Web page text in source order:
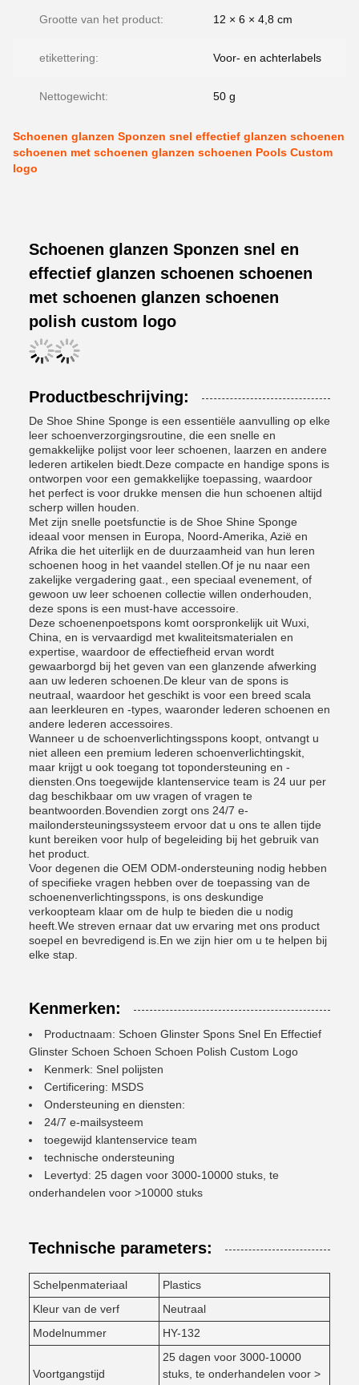
Grootte van het product: 12 × 6 × 4,8 cm
etikettering: Voor- en achterlabels
Nettogewicht: 50 g
Schoenen glanzen Sponzen snel effectief glanzen schoenen
schoenen met schoenen glanzen schoenen Pools Custom
logo
Schoenen glanzen Sponzen snel en
effectief glanzen schoenen schoenen
met schoenen glanzen schoenen
polish custom logo
Productbeschrijving:
De Shoe Shine Sponge is een essentiële aanvulling op elke
leer schoenverzorgingsroutine, die een snelle en
gemakkelijke polijst voor leer schoenen, laarzen en andere
lederen artikelen biedt.Deze compacte en handige spons is
ontworpen voor een gemakkelijke toepassing, waardoor
het perfect is voor drukke mensen die hun schoenen altijd
scherp willen houden.
Met zijn snelle poetsfunctie is de Shoe Shine Sponge
ideaal voor mensen in Europa, Noord-Amerika, Azië en
Afrika die het uiterlijk en de duurzaamheid van hun leren
schoenen hoog in het vaandel stellen.Of je nu naar een
zakelijke vergadering gaat., een speciaal evenement, of
gewoon uw leer schoenen collectie willen onderhouden,
deze spons is een must-have accessoire.
Deze schoenenpoetspons komt oorspronkelijk uit Wuxi,
China, en is vervaardigd met kwaliteitsmaterialen en
expertise, waardoor de effectiefheid ervan wordt
gewaarborgd bij het geven van een glanzende afwerking
aan uw lederen schoenen.De kleur van de spons is
neutraal, waardoor het geschikt is voor een breed scala
aan leerkleuren en -types, waaronder lederen schoenen en
andere lederen accessoires.
Wanneer u de schoenverlichtingsspons koopt, ontvangt u
niet alleen een premium lederen schoenverlichtingskit,
maar krijgt u ook toegang tot topondersteuning en -
diensten.Ons toegewijde klantenservice team is 24 uur per
dag beschikbaar om uw vragen of vragen te
beantwoorden.Bovendien zorgt ons 24/7 e-
mailondersteuningssysteem ervoor dat u ons te allen tijde
kunt bereiken voor hulp of begeleiding bij het gebruik van
het product.
Voor degenen die OEM ODM-ondersteuning nodig hebben
of specifieke vragen hebben over de toepassing van de
schoenenverlichtingsspons, is ons deskundige
verkoopteam klaar om de hulp te bieden die u nodig
heeft.We streven ernaar dat uw ervaring met ons product
soepel en bevredigend is.En we zijn hier om u te helpen bij
elke stap.
Kenmerken:
Productnaam: Schoen Glinster Spons Snel En Effectief
Glinster Schoen Schoen Schoen Polish Custom Logo
Kenmerk: Snel polijsten
Certificering: MSDS
Ondersteuning en diensten:
24/7 e-mailsysteem
toegewijd klantenservice team
technische ondersteuning
Levertyd: 25 dagen voor 3000-10000 stuks, te
onderhandelen voor >10000 stuks
Technische parameters:
Schelpenmateriaal
Plastics
Kleur van de verf
Neutraal
Modelnummer
HY-132
Voortgangstijd
25 dagen voor 3000-10000
stuks, te onderhandelen voor >